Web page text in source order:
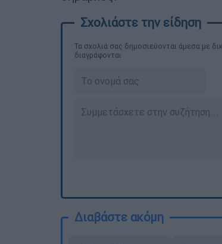
Τα σχολιά σας δημοσιεύονται άμεσα με
διαγράφονται
Διαβάστε ακόμη